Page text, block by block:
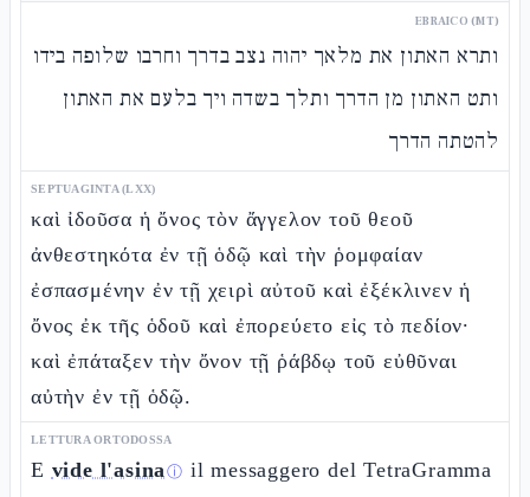
EBRAICO (MT)
ותרא האתון את מלאך יהוה נצב בדרך וחרבו שלופה בידו
ותט האתון מן הדרך ותלך בשדה ויך בלעם את האתון
להטתה הדרך
SEPTUAGINTA (LXX)
καὶ ἰδοῦσα ἡ ὄνος τὸν ἄγγελον τοῦ θεοῦ
ἀνθεστηκότα ἐν τῇ ὁδῷ καὶ τὴν ῥομφαίαν
ἐσπασμένην ἐν τῇ χειρὶ αὐτοῦ καὶ ἐξέκλινεν ἡ
ὄνος ἐκ τῆς ὁδοῦ καὶ ἐπορεύετο εἰς τὸ πεδίον·
καὶ ἐπάταξεν τὴν ὄνον τῇ ῥάβδῳ τοῦ εὐθῦναι
αὐτὴν ἐν τῇ ὁδῷ.
LETTURA ORTODOSSA
E vide l'asinaⓘ il messaggero del TetraGramma